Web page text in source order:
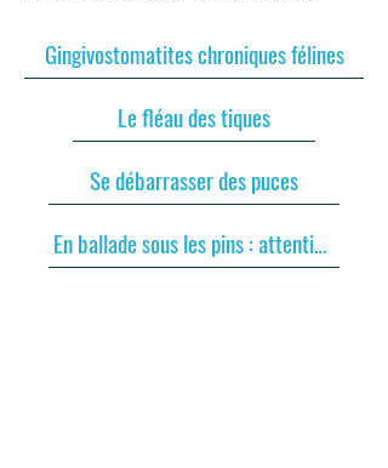
Gingivostomatites chroniques félines
Le fléau des tiques
Se débarrasser des puces
En ballade sous les pins : attention aux chenilles processionnaires !